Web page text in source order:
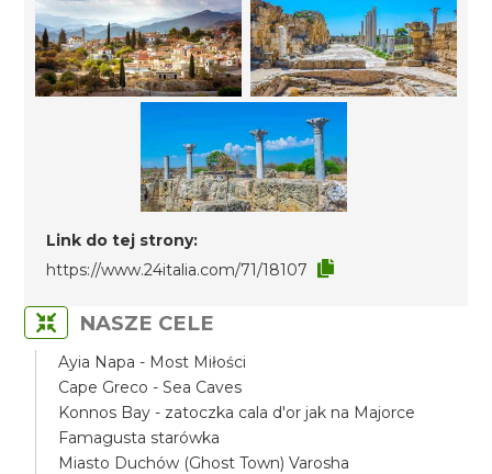
Link do tej strony:
https://www.24italia.com/71/18107
NASZE CELE
Ayia Napa - Most Miłości
Cape Greco - Sea Caves
Konnos Bay - zatoczka cala d'or jak na Majorce
Famagusta starówka
Miasto Duchów (Ghost Town) Varosha